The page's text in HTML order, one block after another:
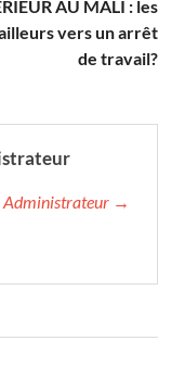
AU MALI : les
vers un arrêt
de travail?
Administrateur →